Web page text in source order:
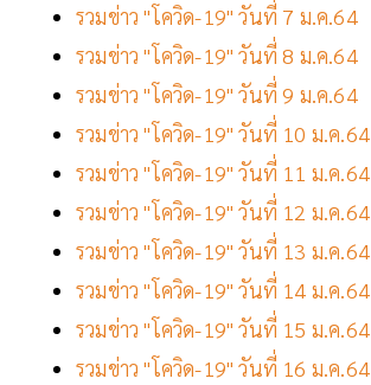
รวมข่าว "โควิด-19" วันที่ 7 ม.ค.64
รวมข่าว "โควิด-19" วันที่ 8 ม.ค.64
รวมข่าว "โควิด-19" วันที่ 9 ม.ค.64
รวมข่าว "โควิด-19" วันที่ 10 ม.ค.64
รวมข่าว "โควิด-19" วันที่ 11 ม.ค.64
รวมข่าว "โควิด-19" วันที่ 12 ม.ค.64
รวมข่าว "โควิด-19" วันที่ 13 ม.ค.64
รวมข่าว "โควิด-19" วันที่ 14 ม.ค.64
รวมข่าว "โควิด-19" วันที่ 15 ม.ค.64
รวมข่าว "โควิด-19" วันที่ 16 ม.ค.64